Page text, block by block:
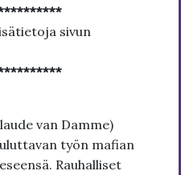
sivun
van Damme)
työn mafian
Rauhalliset